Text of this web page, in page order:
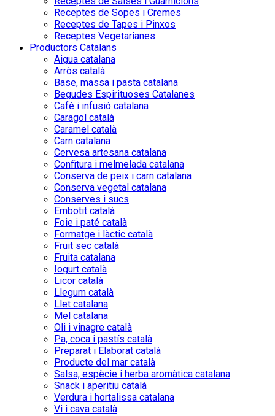
Receptes de Sopes i Cremes
Receptes de Tapes i Pinxos
Receptes Vegetarianes
Productors Catalans
Aigua catalana
Arròs català
Base, massa i pasta catalana
Begudes Espirituoses Catalanes
Cafè i infusió catalana
Caragol català
Caramel català
Carn catalana
Cervesa artesana catalana
Confitura i melmelada catalana
Conserva de peix i carn catalana
Conserva vegetal catalana
Conserves i sucs
Embotit català
Foie i paté català
Formatge i làctic català
Fruit sec català
Fruita catalana
Iogurt català
Licor català
Llegum català
Llet catalana
Mel catalana
Oli i vinagre català
Pa, coca i pastís català
Preparat i Elaborat català
Producte del mar català
Salsa, espècie i herba aromàtica catalana
Snack i aperitiu català
Verdura i hortalissa catalana
Vi i cava català